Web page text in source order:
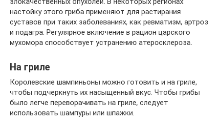
настойку этого гриба применяют для растирания
суставов при таких заболеваниях, как ревматизм, артроз
и подагра. Регулярное включение в рацион царского
мухомора способствует устранению атеросклероза.
На гриле
Королевские шампиньоны можно готовить и на гриле,
чтобы подчеркнуть их насыщенный вкус. Чтобы грибы
было легче переворачивать на гриле, следует
использовать шампуры или шпажки.